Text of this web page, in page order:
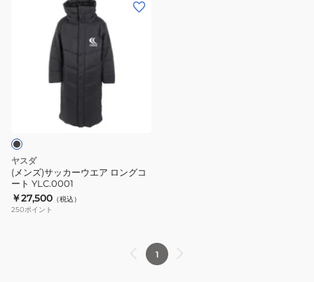
エ
ア
ロ
ン
グ
ヤスダ
(メンズ)サッカーウエア ロングコ
ート YLC.0001
￥27,500 （税込）
250ポイント
1